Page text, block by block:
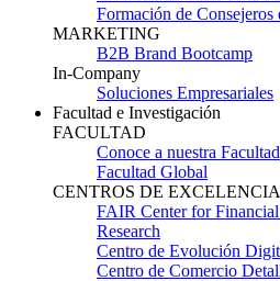
Formación de
MARKETING
B2B Brand Bootcamp
In-Company
Soluciones Empresariales
Facultad e Investigación
FACULTAD
Conoce a nuestra Facultad
Facultad Global
CENTROS DE EXCELENCIA
FAIR Center for
Research
Centro de Evolución
Centro de Comercio